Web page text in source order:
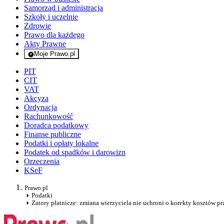
Samorząd i administracja
Szkoły i uczelnie
Zdrowie
Prawo dla każdego
Akty Prawne
Moje Prawo.pl
- rejestracja i logowanie do serwisu
PIT
CIT
VAT
Akcyza
Ordynacja
Rachunkowość
Doradca podatkowy
Finanse publiczne
Podatki i opłaty lokalne
Podatek od spadków i darowizn
Orzeczenia
KSeF
Prawo.pl
Podatki
Zatory płatnicze: zmiana wierzyciela nie uchroni o korekty kosztów